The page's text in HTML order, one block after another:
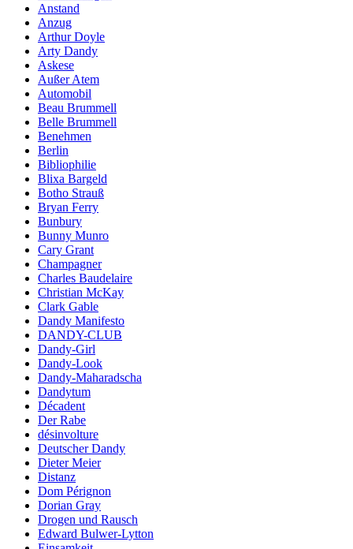
Anstand
Anzug
Arthur Doyle
Arty Dandy
Askese
Außer Atem
Automobil
Beau Brummell
Belle Brummell
Benehmen
Berlin
Bibliophilie
Blixa Bargeld
Botho Strauß
Bryan Ferry
Bunbury
Bunny Munro
Cary Grant
Champagner
Charles Baudelaire
Christian McKay
Clark Gable
Dandy Manifesto
DANDY-CLUB
Dandy-Girl
Dandy-Look
Dandy-Maharadscha
Dandytum
Décadent
Der Rabe
désinvolture
Deutscher Dandy
Dieter Meier
Distanz
Dom Pérignon
Dorian Gray
Drogen und Rausch
Edward Bulwer-Lytton